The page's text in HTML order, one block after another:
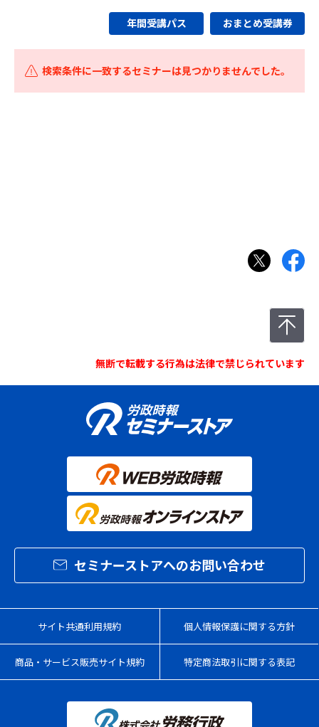
年間受講パス おまとめ受講券
検索条件に一致するセミナーは見つかりませんでした。
無断で転載する行為は法律で禁じられています
セミナーストアへのお問い合わせ
サイト共通利用規約 個人情報保護に関する方針
商品・サービス販売サイト規約 特定商法取引に関する表記